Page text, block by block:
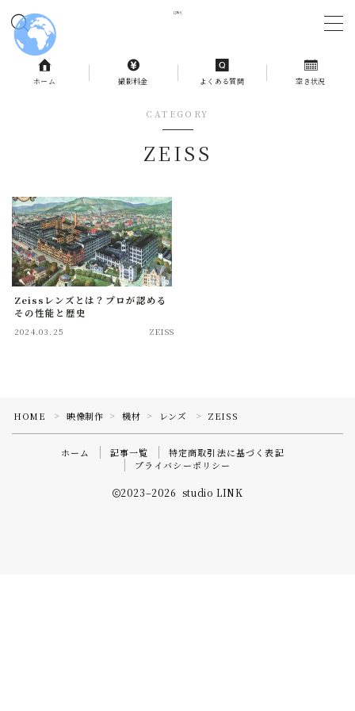
MENU
よくある質問
予約状況
お問合せ
記事一覧
ホーム 撮影料金 よくある質問 空き状況
CATEGORY
ZEISS
Zeissレンズとは？プロが認める
その性能と歴史
2024.03.25 ZEISS
HOME ＞ 映像制作 ＞ 機材 ＞ レンズ ＞ ZEISS
ホーム 記事一覧
特定商取引法に基づく表記
プライバシーポリシー
2023–2026 studio LINK